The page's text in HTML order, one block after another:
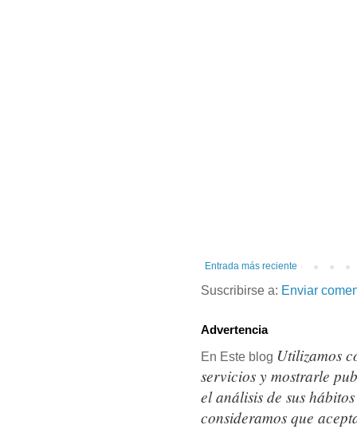
Entrada más reciente
Suscribirse a: Enviar
Advertencia
En Este blog Utilizamos
servicios y mostrarle
el análisis de sus
consideramos que